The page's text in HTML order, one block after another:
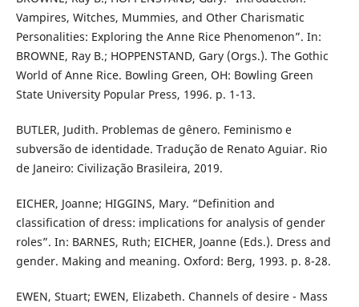
Vampires, Witches, Mummies, and Other Charismatic
Personalities: Exploring the Anne Rice Phenomenon”. In:
BROWNE, Ray B.; HOPPENSTAND, Gary (Orgs.). The Gothic
World of Anne Rice. Bowling Green, OH: Bowling Green
State University Popular Press, 1996. p. 1-13.
BUTLER, Judith. Problemas de gênero. Feminismo e
subversão de identidade. Tradução de Renato Aguiar. Rio
de Janeiro: Civilização Brasileira, 2019.
EICHER, Joanne; HIGGINS, Mary. “Definition and
classification of dress: implications for analysis of gender
roles”. In: BARNES, Ruth; EICHER, Joanne (Eds.). Dress and
gender. Making and meaning. Oxford: Berg, 1993. p. 8-28.
EWEN, Stuart; EWEN, Elizabeth. Channels of desire - Mass